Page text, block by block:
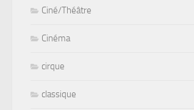
Ciné/Théâtre
Cinéma
cirque
classique